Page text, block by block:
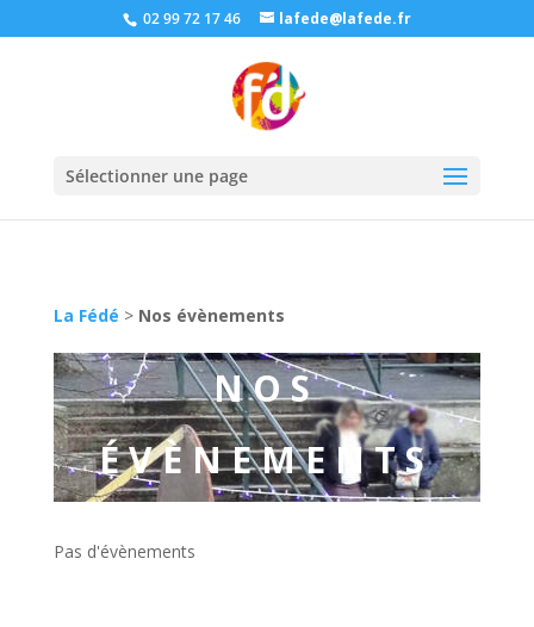
02 99 72 17 46 lafede@lafede.fr
Sélectionner une page
La Fédé > Nos évènements
NOS
ÉVÈNEMENTS
Pas d'évènements